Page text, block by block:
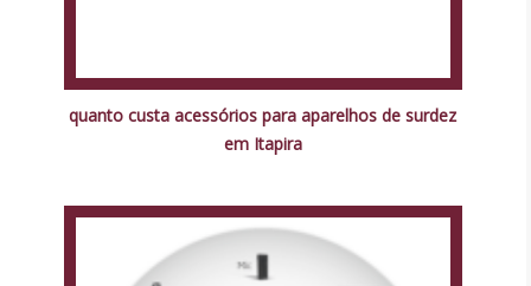
quanto custa acessórios para aparelhos de surdez
em Itapira